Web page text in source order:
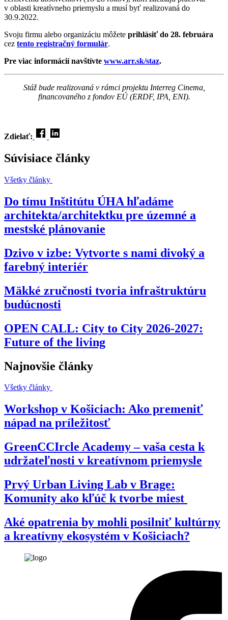
v oblasti kreatívneho priemyslu a musí byť realizovaná do
30.9.2022.
Svoju firmu alebo organizáciu môžete prihlásiť do 28. februára
cez tento registračný formulár.
Pre viac informácií navštívte www.arr.sk/staz.
Stáž bude realizovaná v rámci projektu Interreg Cinema,
financovaného z fondov EÚ (ERDF, IPA, ENI).
Zdielať:
Súvisiace články
Všetky články
Do tímu Inštitútu ÚHA hľadáme
architekta/architektku pre územné a
mestské plánovanie
Dzivo v izbe: Vytvorte s nami divoký a
farebný interiér
Mäkké zručnosti tvoria infraštruktúru
budúcnosti
OPEN CALL: City to City 2026-2027:
Future of the living
Najnovšie články
Všetky články
Workshop v Košiciach: Ako premeniť
nápad na príležitosť
GreenCCIrcle Academy – vaša cesta k
udržateľnosti v kreatívnom priemysle
Prvý Urban Living Lab v Brage:
Komunity ako kľúč k tvorbe miest
Aké opatrenia by mohli posilniť kultúrny
a kreatívny ekosystém v Košiciach?